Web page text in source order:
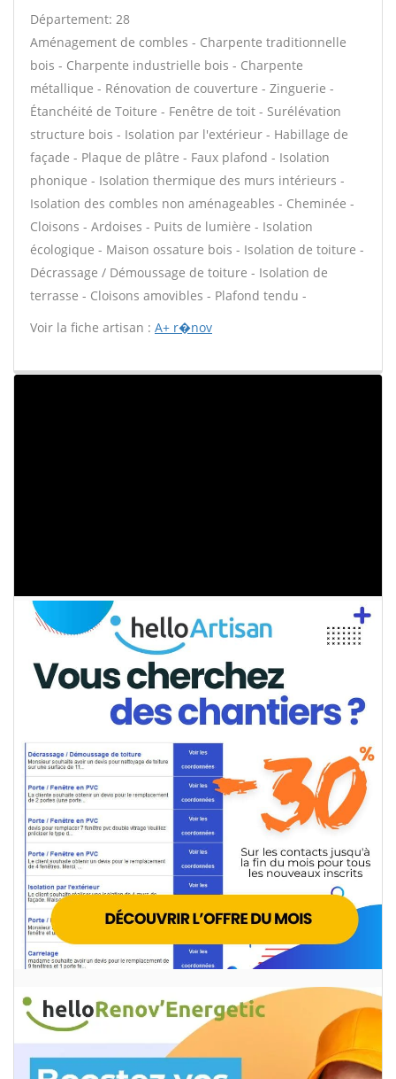
Département: 28
Aménagement de combles - Charpente traditionnelle
bois - Charpente industrielle bois - Charpente
métallique - Rénovation de couverture - Zinguerie -
Étanchéité de Toiture - Fenêtre de toit - Surélévation
structure bois - Isolation par l'extérieur - Habillage de
façade - Plaque de plâtre - Faux plafond - Isolation
phonique - Isolation thermique des murs intérieurs -
Isolation des combles non aménageables - Cheminée -
Cloisons - Ardoises - Puits de lumière - Isolation
écologique - Maison ossature bois - Isolation de toiture -
Décrassage / Démoussage de toiture - Isolation de
terrasse - Cloisons amovibles - Plafond tendu -
Voir la fiche artisan : A+ r�nov